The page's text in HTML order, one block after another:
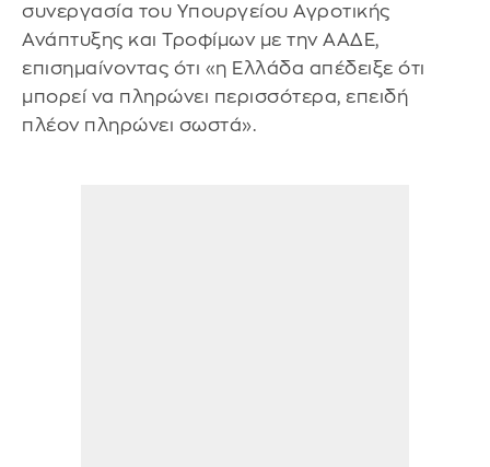
συνεργασία του Υπουργείου Αγροτικής
Ανάπτυξης και Τροφίμων με την ΑΑΔΕ,
επισημαίνοντας ότι «η Ελλάδα απέδειξε ότι
μπορεί να πληρώνει περισσότερα, επειδή
πλέον πληρώνει σωστά».